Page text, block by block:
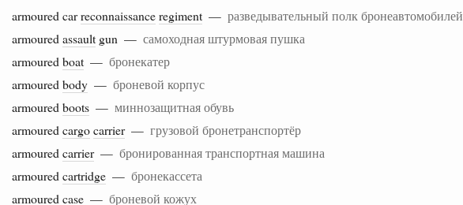
armoured carreconnaissanceregiment — разведывательный полк бронеавтомобилей
armoured assault gun — самоходная штурмовая пушка
armoured boat — бронекатер
armoured body — броневой корпус
armoured boots — миннозащитная обувь
armoured cargocarrier— грузовой бронетранспортёр
armoured carrier— бронированная транспортная машина
armoured cartridge — бронекассета
armoured case — броневой кожух